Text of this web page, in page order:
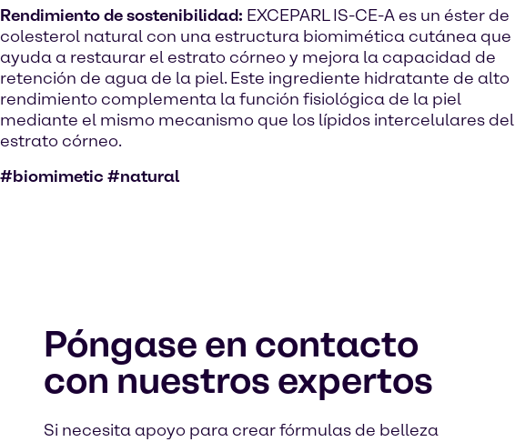
Rendimiento de sostenibilidad: EXCEPARL IS-CE-A es un éster de
colesterol natural con una estructura biomimética cutánea que
ayuda a restaurar el estrato córneo y mejora la capacidad de
retención de agua de la piel. Este ingrediente hidratante de alto
rendimiento complementa la función fisiológica de la piel
mediante el mismo mecanismo que los lípidos intercelulares del
estrato córneo.
#biomimetic #natural
Póngase en contacto
con nuestros expertos
Si necesita apoyo para crear fórmulas de belleza